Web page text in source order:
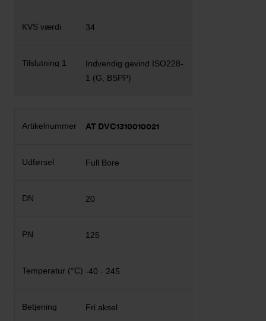
34
Indvendig gevind ISO228-
1 (G, BSPP)
AT DVC1310010021
Full Bore
20
125
-40 - 245
Fri aksel